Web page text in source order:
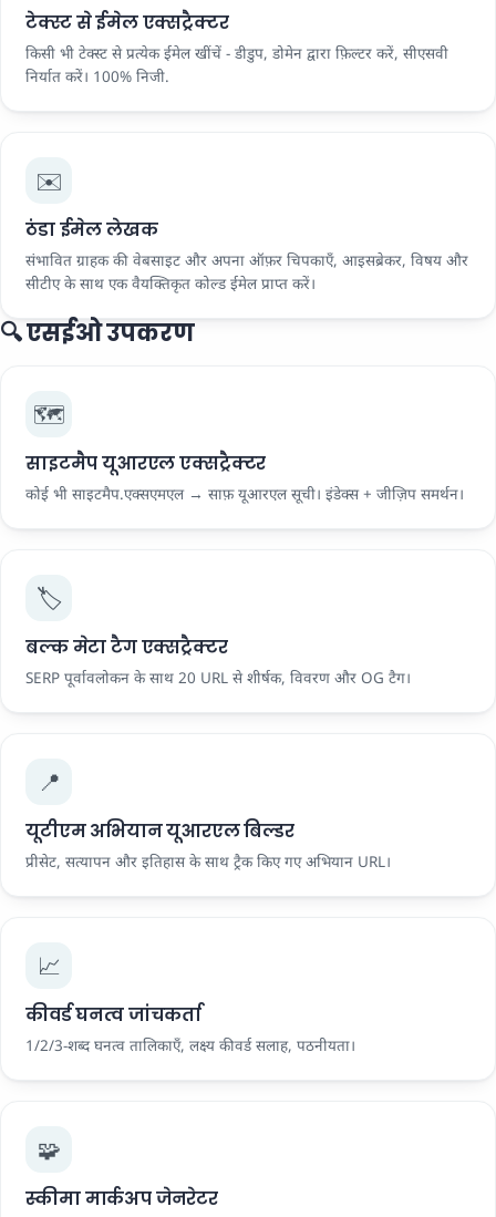
टेक्स्ट से ईमेल एक्सट्रैक्टर
किसी भी टेक्स्ट से प्रत्येक ईमेल खींचें - डीडुप, डोमेन द्वारा फ़िल्टर करें, सीएसवी
निर्यात करें। 100% निजी.
✉️
ठंडा ईमेल लेखक
संभावित ग्राहक की वेबसाइट और अपना ऑफ़र चिपकाएँ, आइसब्रेकर, विषय और
सीटीए के साथ एक वैयक्तिकृत कोल्ड ईमेल प्राप्त करें।
🔍 एसईओ उपकरण
🗺️
साइटमैप यूआरएल एक्सट्रैक्टर
कोई भी साइटमैप.एक्सएमएल → साफ़ यूआरएल सूची। इंडेक्स + जीज़िप समर्थन।
🏷️
बल्क मेटा टैग एक्सट्रैक्टर
SERP पूर्वावलोकन के साथ 20 URL से शीर्षक, विवरण और OG टैग।
📍
यूटीएम अभियान यूआरएल बिल्डर
प्रीसेट, सत्यापन और इतिहास के साथ ट्रैक किए गए अभियान URL।
📈
कीवर्ड घनत्व जांचकर्ता
1/2/3-शब्द घनत्व तालिकाएँ, लक्ष्य कीवर्ड सलाह, पठनीयता।
🧩
स्कीमा मार्कअप जेनरेटर